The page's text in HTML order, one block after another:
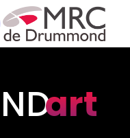
art